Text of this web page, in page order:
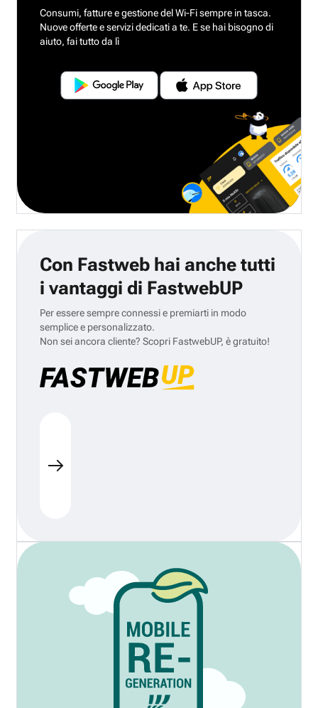
Consumi, fatture e gestione del Wi-Fi sempre in tasca.
Nuove offerte e servizi dedicati a te. E se hai bisogno di
aiuto, fai tutto da lì
Con Fastweb hai anche tutti
i vantaggi di FastwebUP
Per essere sempre connessi e premiarti in modo
semplice e personalizzato.
Non sei ancora cliente? Scopri FastwebUP, è gratuito!